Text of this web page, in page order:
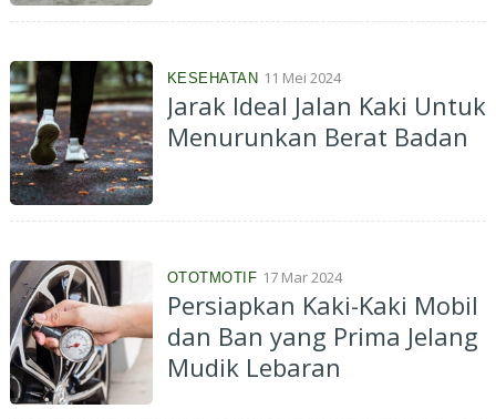
Seni Budaya
KESEHATAN 11 Mei 2024
Jarak Ideal Jalan Kaki Untuk
Menurunkan Berat Badan
OTOTMOTIF 17 Mar 2024
Persiapkan Kaki-Kaki Mobil
dan Ban yang Prima Jelang
Mudik Lebaran